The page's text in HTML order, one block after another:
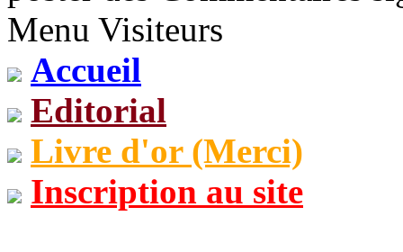
Menu Visiteurs
Accueil
Editorial
Livre d'or (Merci)
Inscription au site